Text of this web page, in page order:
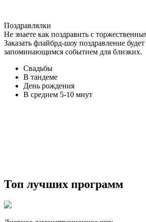
Поздравлялки
Не знаете как поздравить с
Заказать флайбрд-шоу поздравление
запоминающимся событием для близких.
Свадьбы
В тандеме
День рождения
В среднем 5-10 мнут
Топ лучших программ